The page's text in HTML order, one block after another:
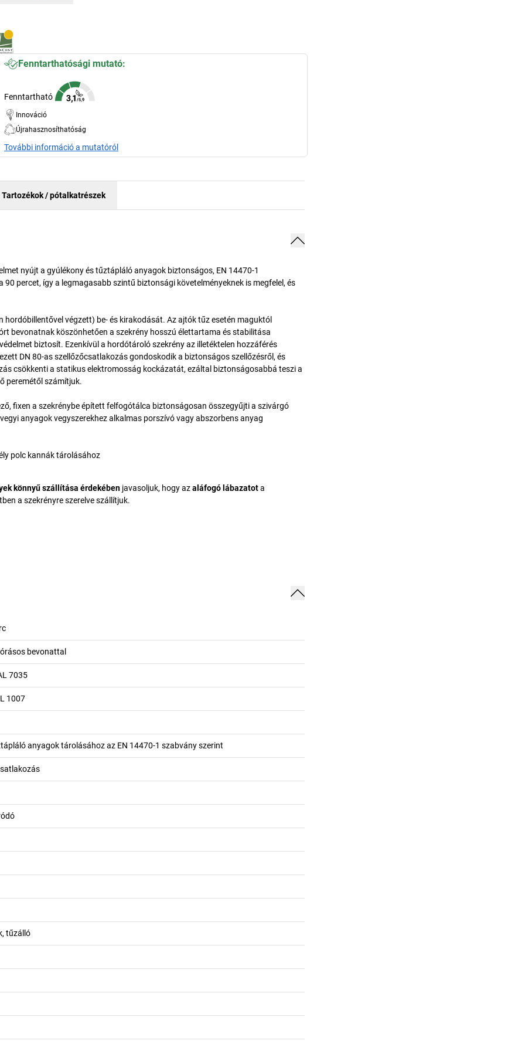
Fenntarthatósági mutató:
Fenntartható
Innováció
Újrahasznosíthatóság
További információ a mutatóról
Tartozékok / pótalkatrészek
nyújt a gyúlékony és tűztápláló anyagok biztonságos, EN 14470-1
percet, így a legmagasabb szintű biztonsági követelményeknek is megfelel, és
végzett) be- és kirakodását. Az ajtók tűz esetén maguktól
bevonatnak köszönhetően a szekrény hosszú élettartama és stabilitása
biztosít. Ezenkívül a hordótároló szekrény az illetéktelen hozzáférés
DN 80-as szellőzőcsatlakozás gondoskodik a biztonságos szellőzésről, és
csökkenti a statikus elektromosság kockázatát, ezáltal biztonságosabbá teszi a
peremétől számítjuk.
fixen a szekrénybe épített felfogótálca biztonságosan összegyűjti a szivárgó
anyagok vegyszerekhez alkalmas porszívó vagy abszorbens anyag
polc kannák tárolásához
könnyű szállítása érdekében javasoljuk, hogy azaláfogó lábazatota
a szekrényre szerelve szállítjuk.
bevonattal
7035
1007
anyagok tárolásához az EN 14470-1 szabvány szerint
tűzálló